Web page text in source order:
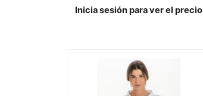
Inicia sesión para ver el precio